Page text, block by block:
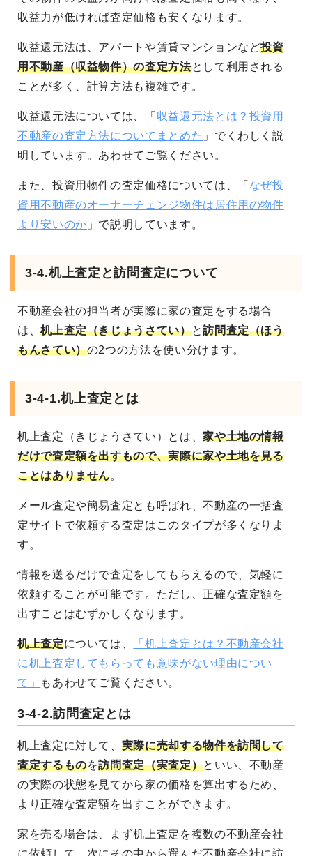
収益力が低ければ査定価格も安くなります。
収益還元法は、アパートや賃貸マンションなど投資
用不動産（収益物件）の査定方法として利用される
ことが多く、計算方法も複雑です。
収益還元法については、「 収益還元法とは？投資用
不動産の査定方法についてまとめた 」でくわしく説
明しています。あわせてご覧ください。
また、投資用物件の査定価格については、「 なぜ投
資用不動産のオーナーチェンジ物件は居住用の物件
より安いのか 」で説明しています。
3-4.机上査定と訪問査定について
不動産会社の担当者が実際に家の査定をする場合
は、机上査定（きじょうさてい）と訪問査定（ほう
もんさてい）の2つの方法を使い分けます。
3-4-1.机上査定とは
机上査定（きじょうさてい）とは、家や土地の情報
だけで査定額を出すもので、実際に家や土地を見る
ことはありません。
メール査定や簡易査定とも呼ばれ、不動産の一括査
定サイトで依頼する査定はこのタイプが多くなりま
す。
情報を送るだけで査定をしてもらえるので、気軽に
依頼することが可能です。ただし、正確な査定額を
出すことはむずかしくなります。
机上査定については、
「机上査定とは？不動産会社
に机上査定してもらっても意味がない理由につい
て」
もあわせてご覧ください。
3-4-2.訪問査定とは
机上査定に対して、 実際に売却する物件を訪問して
査定するものを訪問査定（実査定）といい、不動産
の実際の状態を見てから家の価格を算出するため、
より正確な査定額を出すことができます。
家を売る場合は、まず机上査定を複数の不動産会社
に依頼して、次にその中から選んだ不動産会社に訪